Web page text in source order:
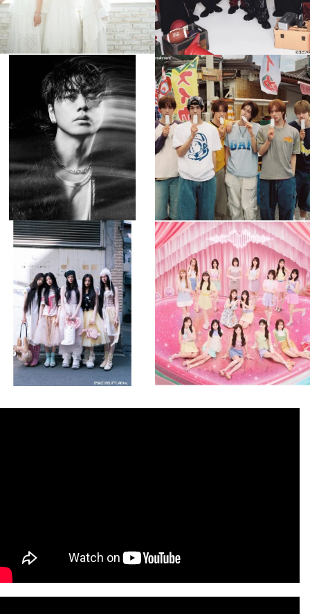
musicjapantv
💡8月特番放送決定！
...
8月 4
397 0
musicjapantv
💡8月特番放送決定！
...
8月 4
6 0
musicjapantv
💡8月特番放送決定！
8月 4
2 0
musicjapantv
💡8月特番放送決定！
...
8月 4
2 0